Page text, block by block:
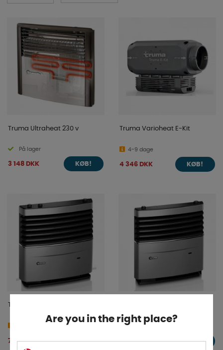
Truma Ultraheat 230 v
På lager
3 148 DKK KØB!
Truma Varioheat E-Kit
4-9 dage
4 346 DKK KØB!
Trumatic S 5004
7 581 DKK KØB!
4-9 dage
4 681 DKK KØB!
Are you in the right place?